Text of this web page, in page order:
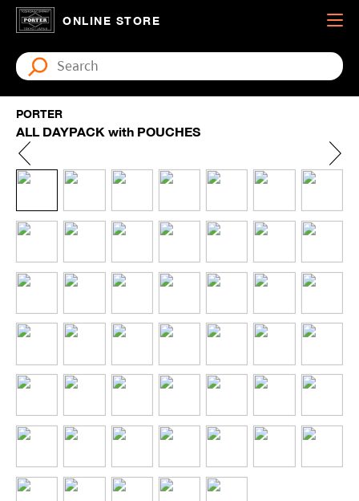
ONLINE STORE
PORTER
ALL DAYPACK with POUCHES